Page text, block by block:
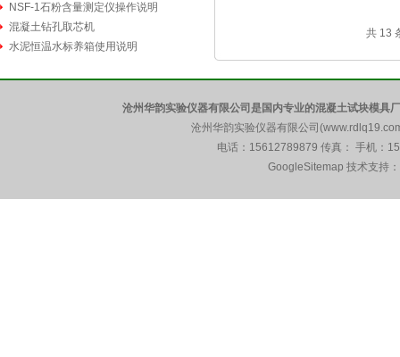
NSF-1石粉含量测定仪操作说明
混凝土钻孔取芯机
水泥恒温水标养箱使用说明
共 13
沧州华韵实验仪器有限公司是国内专业的混凝土试块模具
沧州华韵实验仪器有限公司
电话：15612789879 传真： 手机：
GoogleSitemap 技术支持